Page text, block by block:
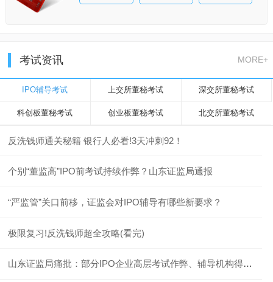
考试资讯 MORE+
IPO辅导考试 上交所董秘考试 深交所董秘考试
科创板董秘考试 创业板董秘考试 北交所董秘考试
反洗钱师通关秘籍 银行人必看!3天冲刺92！
个别“董监高”IPO前考试持续作弊？山东证监局通报
“严监管”关口前移，证监会对IPO辅导有哪些新要求？
极限复习!反洗钱师超全攻略(看完)
山东证监局痛批：部分IPO企业高层考试作弊、辅导机构得过且过